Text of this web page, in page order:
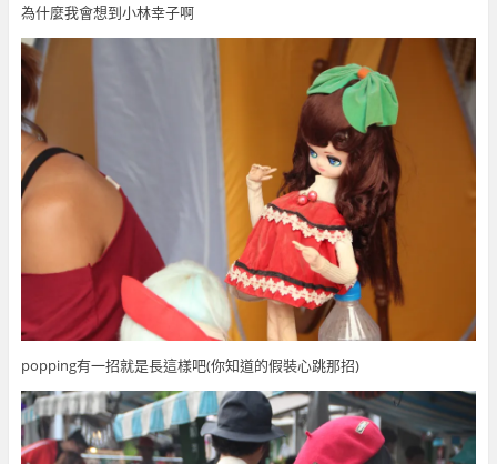
為什麼我會想到小林幸子啊
popping有一招就是長這樣吧(你知道的假裝心跳那招)